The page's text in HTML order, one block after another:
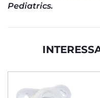
Pediatrics.